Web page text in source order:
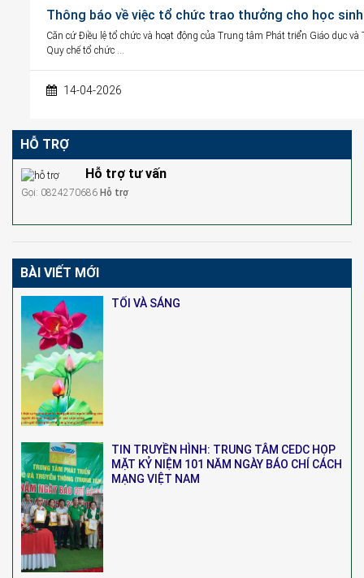
Thông báo về việc tổ chức trao thưởng cho học
Căn cứ Điều lệ tổ chức và hoạt động của Trung tâm Phát triển Giáo dục
Quy chế tổ chức …
14-04-2026
HỖ TRỢ
Hỗ trợ tư vấn
Gọi: 0824270686 Hỗ trợ
BÀI VIẾT MỚI
TỐI VÀ SÁNG
TIN TRUYỀN HÌNH: TRUNG TÂM CEDC HỌP
MẶT KỶ NIỆM 101 NĂM NGÀY BÁO CHÍ CÁCH
MẠNG VIỆT NAM